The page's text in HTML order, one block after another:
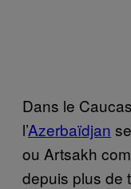
Dans le
l’Azerbaïdjan
ou Artsakh
depuis plus de